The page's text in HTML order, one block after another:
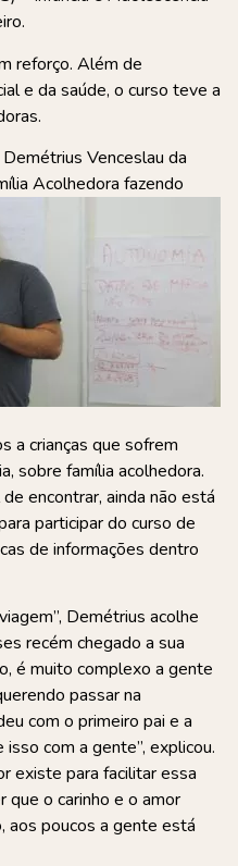
reforço. Além de
e da saúde, o curso teve a
Venceslau da
Acolhedora fazendo
a crianças que sofrem
sobre família acolhedora.
encontrar, ainda não está
participar do curso de
de informações dentro
Demétrius acolhe
recém chegado a sua
é muito complexo a gente
passar na
com o primeiro pai e a
com a gente”, explicou.
existe para facilitar essa
que o carinho e o amor
aos poucos a gente está